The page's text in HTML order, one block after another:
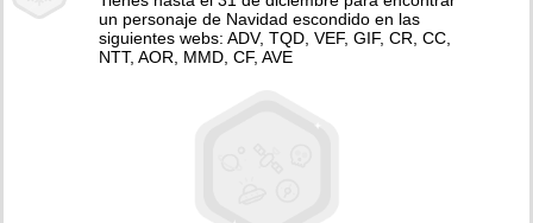
un personaje de Navidad escondido en las
siguientes webs: ADV, TQD, VEF, GIF, CR, CC,
NTT, AOR, MMD, CF, AVE